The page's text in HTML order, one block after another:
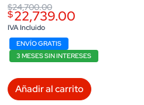
$24,700.00
Original
price
was:
$24,700.00.
$22,739.00
Current
price
is:
$22,739.00.
IVA Incluido
ENVÍO GRATIS
3 MESES SIN INTERESES
Añadir al carrito